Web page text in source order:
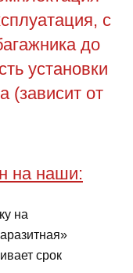
с
до
установки
(зависит от
на наши:
на
срок